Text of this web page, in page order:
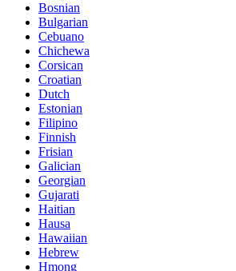
Bosnian
Bulgarian
Cebuano
Chichewa
Corsican
Croatian
Dutch
Estonian
Filipino
Finnish
Frisian
Galician
Georgian
Gujarati
Haitian
Hausa
Hawaiian
Hebrew
Hmong